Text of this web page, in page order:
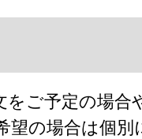
ご予定の場合
望の場合は個別